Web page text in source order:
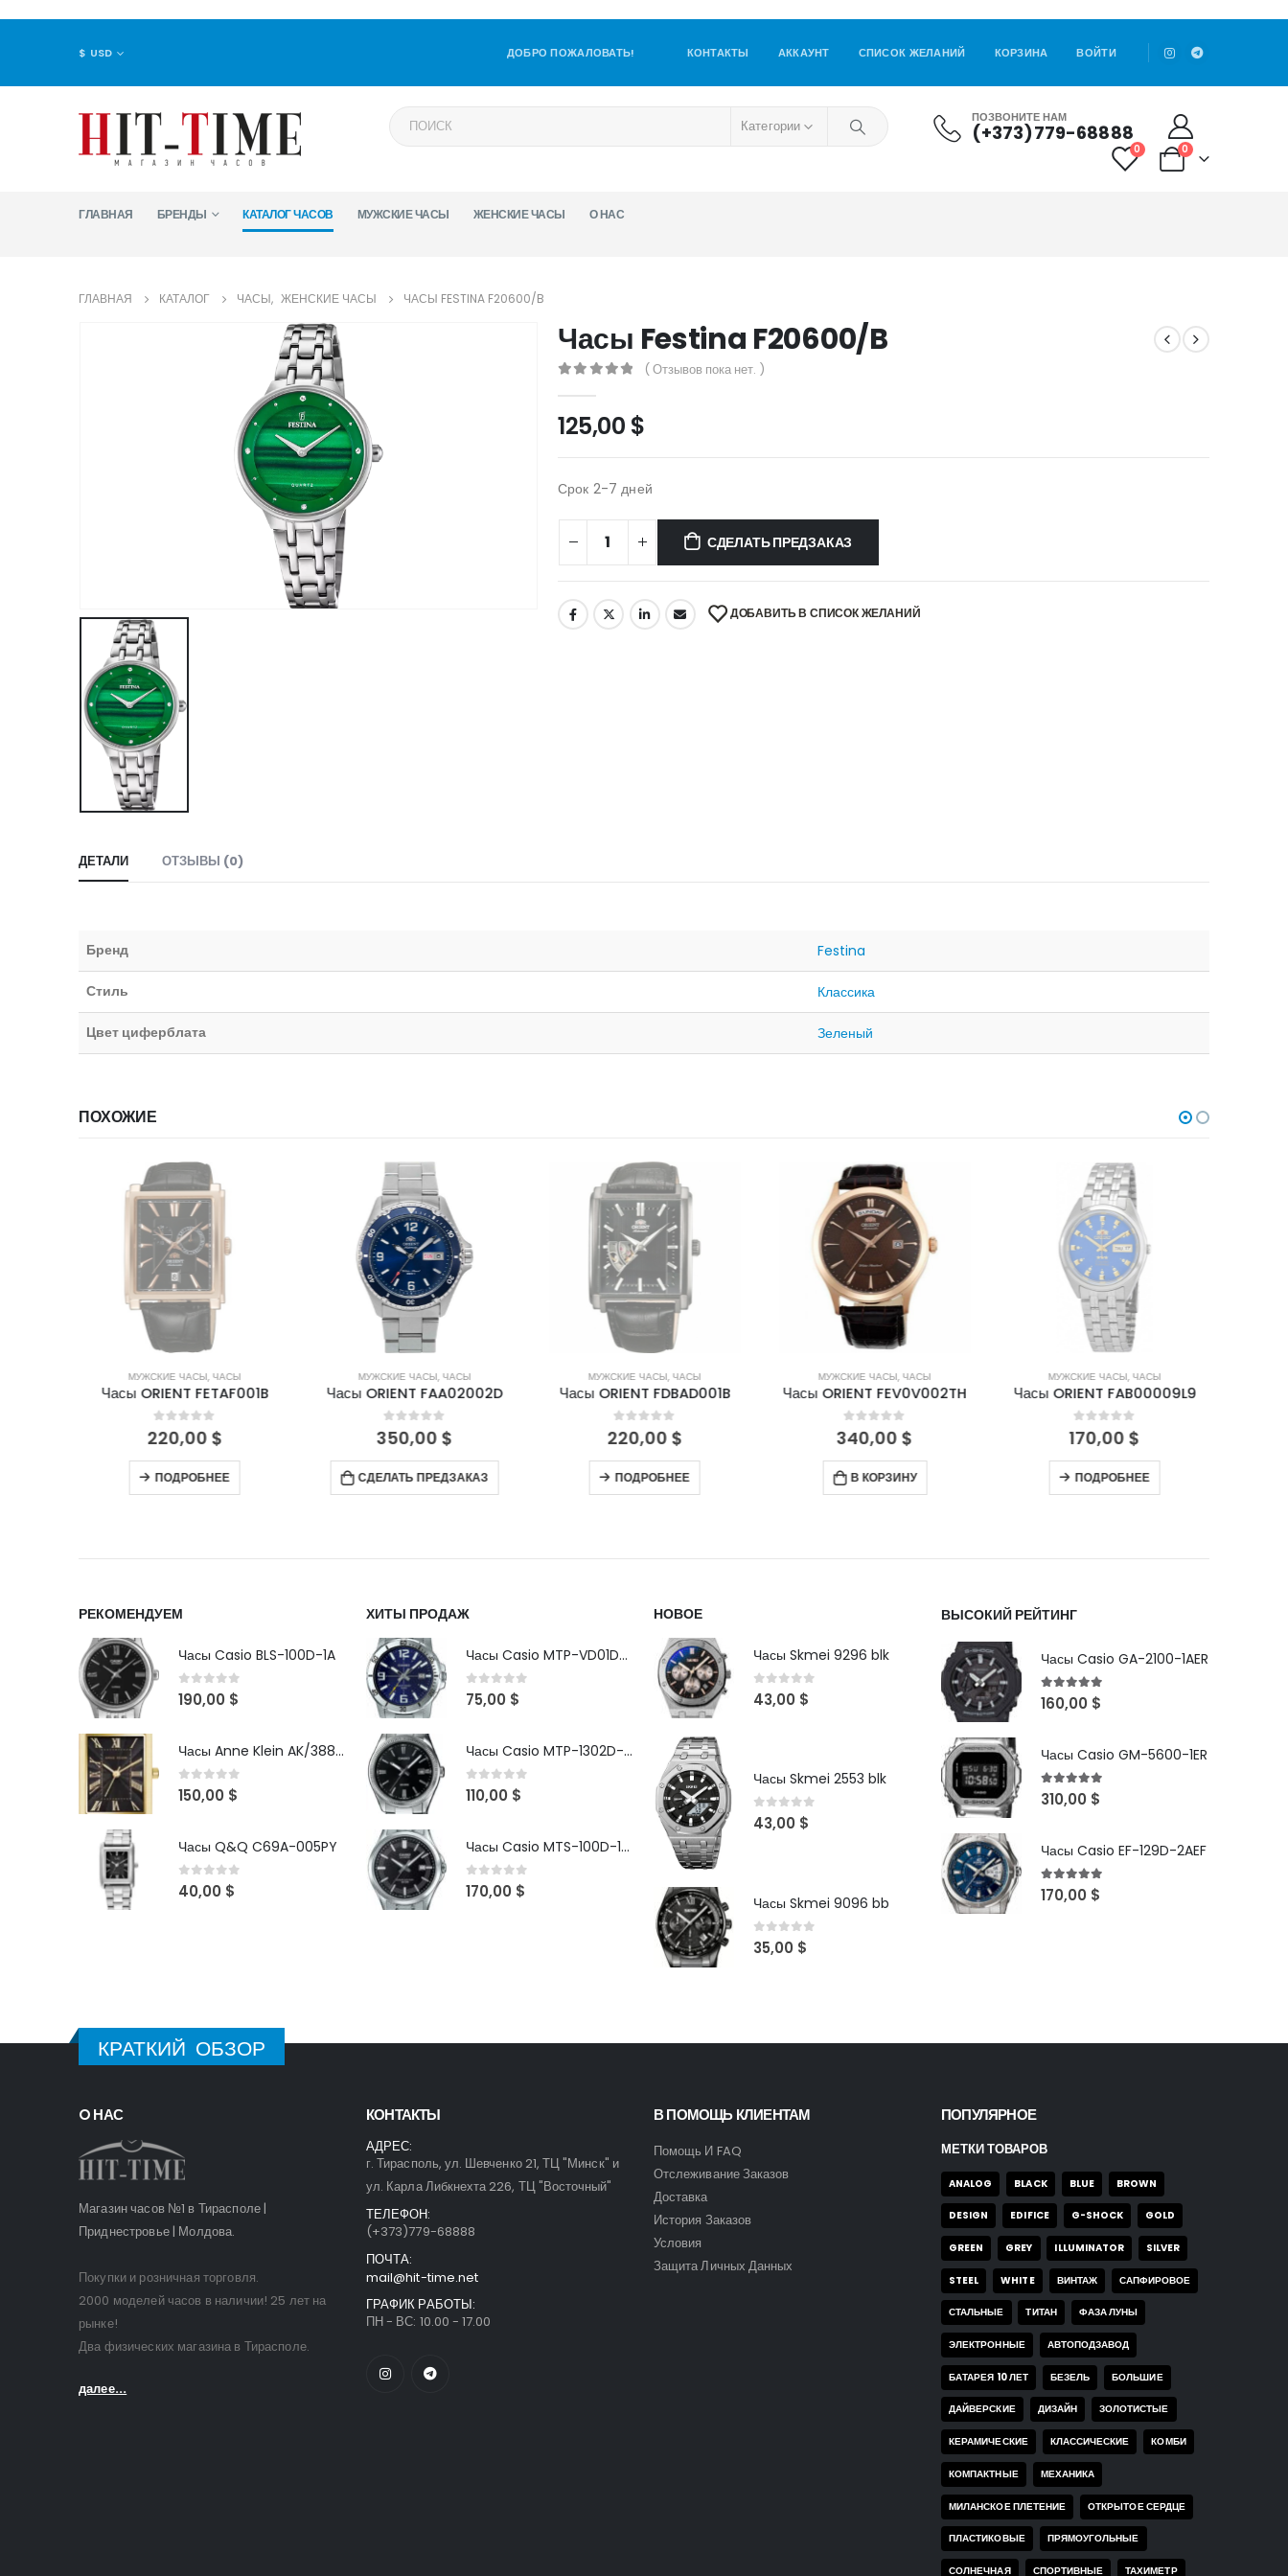
$ USD ДОБРО ПОЖАЛОВАТЬ! КОНТАКТЫ АККАУНТ СПИСОК ЖЕЛАНИЙ КОРЗИНА ВОЙТИ
Категории ПОЗВОНИТЕ НАМ
(+373)779-68888
0 0
ГЛАВНАЯ БРЕНДЫ КАТАЛОГ ЧАСОВ МУЖСКИЕ ЧАСЫ ЖЕНСКИЕ ЧАСЫ О НАС
ГЛАВНАЯ КАТАЛОГ ЧАСЫ, ЖЕНСКИЕ ЧАСЫ ЧАСЫ FESTINA F20600/B
Часы Festina F20600/B
( Отзывов пока нет. )
125,00 $
Срок 2-7 дней
СДЕЛАТЬ ПРЕДЗАКАЗ
ДОБАВИТЬ В СПИСОК ЖЕЛАНИЙ
ДЕТАЛИ ОТЗЫВЫ (0)
Бренд Festina
Стиль Классика
Цвет циферблата Зеленый
ПОХОЖИЕ
НЕТ В НАЛИЧИИ
МУЖСКИЕ ЧАСЫ, ЧАСЫ
Часы ORIENT FETAF001B
0out of 5
220,00 $
ПОДРОБНЕЕ
МУЖСКИЕ ЧАСЫ, ЧАСЫ
Часы ORIENT FAA02002D
0out of 5
350,00 $
СДЕЛАТЬ ПРЕДЗАКАЗ
НЕТ В НАЛИЧИИ
МУЖСКИЕ ЧАСЫ, ЧАСЫ
Часы ORIENT FDBAD001B
0out of 5
220,00 $
ПОДРОБНЕЕ
МУЖСКИЕ ЧАСЫ, ЧАСЫ
Часы ORIENT FEV0V002TH
0 out of 5
340,00 $
В КОРЗИНУ
НЕТ В НАЛИЧИИ
МУЖСКИЕ ЧАСЫ, ЧАСЫ
Часы ORIENT FAB00009L9
0out of 5
170,00 $
ПОДРОБНЕЕ
РЕКОМЕНДУЕМ
Часы Casio BLS-100D-1A
0out of 5
190,00 $
Часы Anne Klein AK/3882BKGB
0out of 5
150,00 $
Часы Q&Q C69A-005PY
0 out of 5
40,00 $
ХИТЫ ПРОДАЖ
Часы Casio MTP-VD01D-2B
0out of 5
75,00 $
Часы Casio MTP-1302D-1A1VDF
0out of 5
110,00 $
Часы Casio MTS-100D-1AV
0out of 5
170,00 $
НОВОЕ
Часы Skmei 9296 blk
0 out of 5
43,00 $
Часы Skmei 2553 blk
0 out of 5
43,00 $
Часы Skmei 9096 bb
0out of 5
35,00 $
ВЫСОКИЙ РЕЙТИНГ
Часы Casio GA-2100-1AER
5out of 5
160,00 $
Часы Casio GM-5600-1ER
5out of 5
310,00 $
Часы Casio EF-129D-2AEF
5out of 5
170,00 $
КРАТКИЙ ОБЗОР
O НАС
Магазин часов №1 в Тирасполе |
Приднестровье | Молдова.
Покупки и розничная торговля.
2000 моделей часов в наличии! 25 лет на
рынке!
Два физических магазина в Тирасполе.
далее...
КОНТАКТЫ
АДРЕС:
г. Тирасполь, ул. Шевченко 21, ТЦ "Минск" и
ул. Карла Либкнехта 226, ТЦ "Восточный"
ТЕЛЕФОН:
(+373)779-68888
ПОЧТА:
mail@hit-time.net
ГРАФИК РАБОТЫ:
ПН - ВС: 10.00 - 17.00
В ПОМОЩЬ КЛИЕНТАМ
Помощь И FAQ
Отслеживание Заказов
Доставка
История Заказов
Условия
Защита Личных Данных
ПОПУЛЯРНОЕ
МЕТКИ ТОВАРОВ
ANALOG BLACK BLUE BROWN
DESIGN EDIFICE G-SHOCK GOLD
GREEN GREY ILLUMINATOR SILVER
STEEL WHITE ВИНТАЖ САПФИРОВОЕ
СТАЛЬНЫЕ ТИТАН ФАЗА ЛУНЫ
ЭЛЕКТРОННЫЕ АВТОПОДЗАВОД
БАТАРЕЯ 10 ЛЕТ БЕЗЕЛЬ БОЛЬШИЕ
ДАЙВЕРСКИЕ ДИЗАЙН ЗОЛОТИСТЫЕ
КЕРАМИЧЕСКИЕ КЛАССИЧЕСКИЕ КОМБИ
КОМПАКТНЫЕ МЕХАНИКА
МИЛАНСКОЕ ПЛЕТЕНИЕ ОТКРЫТОЕ СЕРДЦЕ
ПЛАСТИКОВЫЕ ПРЯМОУГОЛЬНЫЕ
СОЛНЕЧНАЯ СПОРТИВНЫЕ ТАХИМЕТР